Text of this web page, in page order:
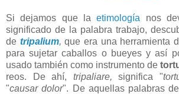
Si dejamos que laetimología nos
significado de la palabra trabajo,
de tripalium,que era una herramienta
para sujetar caballos o bueyes y así
usado también como instrumento de
reos. De ahí, tripaliare, significa "
"causar dolor". De aquellas palabras